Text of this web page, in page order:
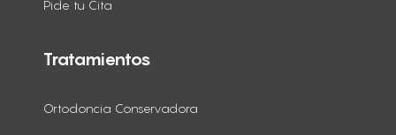
Pide tu Cita
Tratamientos
Ortodoncia Conservadora